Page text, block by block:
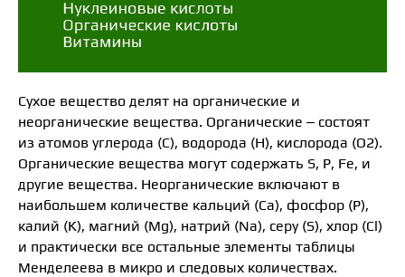
Сухое вещество делят на органические и
неорганические вещества. Органические – состоят
из атомов углерода (С), водорода (Н), кислорода (О2).
Органические вещества могут содержать S, P, Fe, и
другие вещества. Неорганические включают в
наибольшем количестве кальций (Са), фосфор (Р),
калий (К), магний (Mg), натрий (Na), серу (S), хлор (Cl)
и практически все остальные элементы таблицы
Менделеева в микро и следовых количествах.